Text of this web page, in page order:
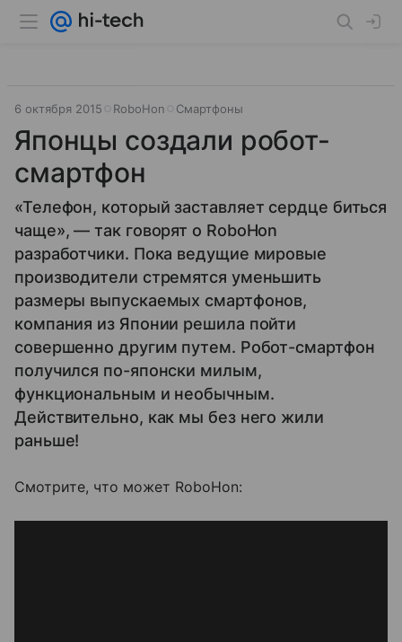
6 октября 2015 RoboHon Смартфоны
Японцы создали робот-
смартфон
«Телефон, который заставляет сердце биться
чаще», — так говорят о RoboHon
разработчики. Пока ведущие мировые
производители стремятся уменьшить
размеры выпускаемых смартфонов,
компания из Японии решила пойти
совершенно другим путем. Робот-смартфон
получился по-японски милым,
функциональным и необычным.
Действительно, как мы без него жили
раньше!
Смотрите, что может RoboHon: